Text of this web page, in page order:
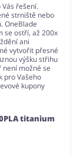
řešení.
strniště nebo
OneBlade
se ostří, až 200x
ani
vytvořit přesné
výšku střihu
možné se
pro Vašeho
kupony
titanium